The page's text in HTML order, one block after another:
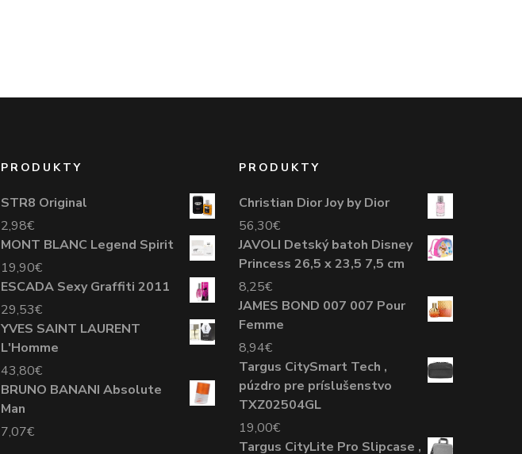
PRODUKTY
STR8 Original
2,98€
MONT BLANC Legend Spirit
19,90€
ESCADA Sexy Graffiti 2011
29,53€
YVES SAINT LAURENT
L'Homme
43,80€
BRUNO BANANI Absolute
Man
7,07€
PRODUKTY
Christian Dior Joy by Dior
56,30€
JAVOLI Detský batoh Disney
Princess 26,5 x 23,5 7,5 cm
8,25€
JAMES BOND 007 007 Pour
Femme
8,94€
Targus CitySmart Tech ,
púzdro pre príslušenstvo
TXZ02504GL
19,00€
Targus CityLite Pro Slipcase ,